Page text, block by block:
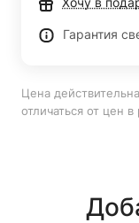
Гарантия
Цена
отличаться от цен